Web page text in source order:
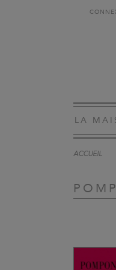
LA
ACCUEIL